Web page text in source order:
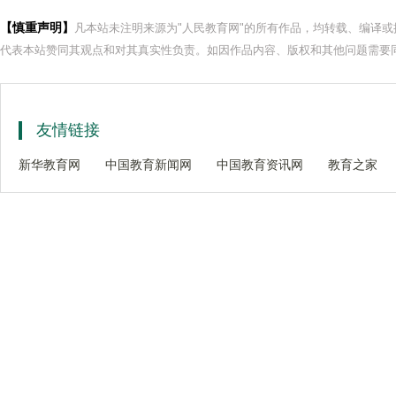
【慎重声明】
凡本站未注明来源为"人民教育网"的所有作品，均转载、编译
代表本站赞同其观点和对其真实性负责。如因作品内容、版权和其他问题需
友情链接
新华教育网 中国教育新闻网 中国教育资讯网 教育之家